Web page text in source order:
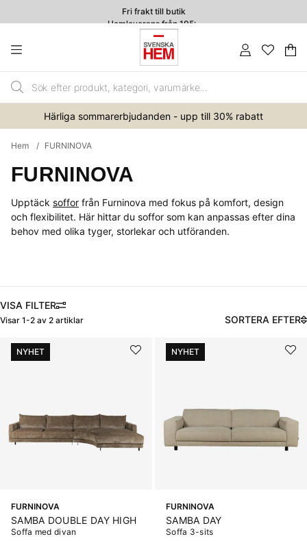
Fri frakt till butik
Hemleverans från 195:-
.
Härliga sommarerbjudanden - upp till 30% rabatt
Hem FURNINOVA
FURNINOVA
Upptäck soffor från Furninova med fokus på komfort, design
och flexibilitet. Här hittar du soffor som kan anpassas efter dina
behov med olika tyger, storlekar och utföranden.
FILTRERA
Visar 1-2 av 2 artiklar SORTERA EFTER
Produkter
NYHET
FURNINOVA
SAMBA DOUBLE DAY HIGH
Soffa med divan
NYHET
FURNINOVA
SAMBA DAY
Soffa 3-sits